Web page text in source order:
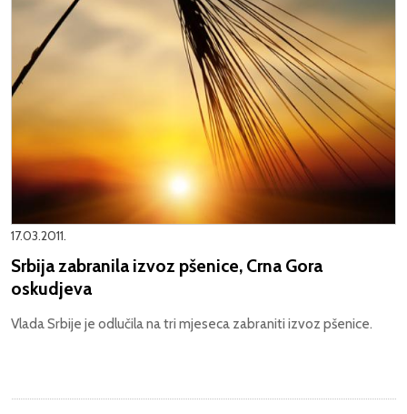
17.03.2011.
Srbija zabranila izvoz pšenice, Crna Gora
oskudjeva
Vlada Srbije je odlučila na tri mjeseca zabraniti izvoz pšenice.